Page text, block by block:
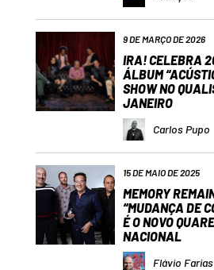
9 DE MARÇO DE 2026
IRA! CELEBRA
ÁLBUM
SHOW NO
JANEIRO
Carlos Pupo
15 DE MAIO DE 2025
MEMORY
“MUDANÇA DE
É O NOVO
NACIONAL
Flávio Farias